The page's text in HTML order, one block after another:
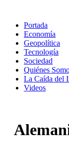
Portada
Economía
Geopolítica
Tecnología
Sociedad
Quiénes
La Caída del
Videos